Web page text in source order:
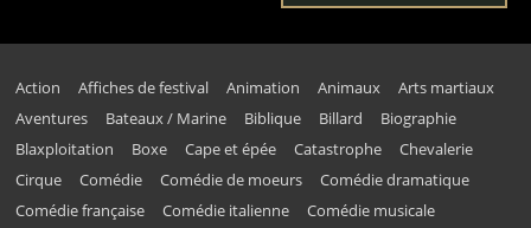
Action Affiches de festival Animation Animaux
Arts martiaux
Aventures
Bateaux / Marine Biblique Billard
Biographie
Blaxploitation
Boxe Cape et épée Catastrophe
Chevalerie
Cirque
Comédie Comédie de moeurs
Comédie dramatique
Comédie française
Comédie italienne
Comédie musicale